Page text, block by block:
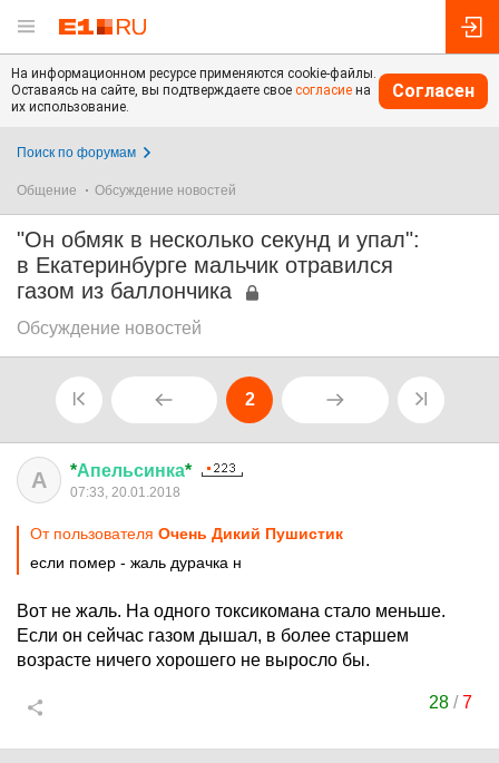
На информационном ресурсе применяются cookie-файлы.
Оставаясь на сайте, вы подтверждаете свое согласие на
их использование.
Согласен
Поиск по форумам
Общение Обсуждение новостей
"Он обмяк в несколько секунд и упал":
в Екатеринбурге мальчик отравился
газом из баллончика
Обсуждение новостей
2
А *Апельсинка*
07:33, 20.01.2018
От пользователя Очень Дикий Пушистик
если помер - жаль дурачка н
Вот не жаль. На одного токсикомана стало меньше.
Если он сейчас газом дышал, в более старшем
возрасте ничего хорошего не выросло бы.
28 /7